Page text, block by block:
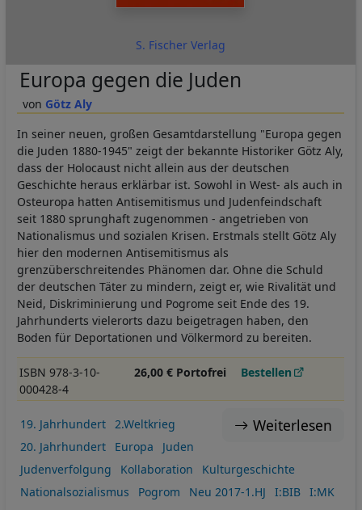
S. Fischer Verlag
Götz Aly
Europa gegen die Juden
In seiner neuen, großen Gesamtdarstellung "Europa gegen
die Juden 1880-1945" zeigt der bekannte Historiker Götz Aly,
dass der Holocaust nicht allein aus der deutschen
Geschichte heraus erklärbar ist. Sowohl in West- als auch in
Osteuropa hatten Antisemitismus und Judenfeindschaft
seit 1880 sprunghaft zugenommen - angetrieben von
Nationalismus und sozialen Krisen. Erstmals stellt Götz Aly
hier den modernen Antisemitismus als
grenzüberschreitendes Phänomen dar. Ohne die Schuld
der deutschen Täter zu mindern, zeigt er, wie Rivalität und
Neid, Diskriminierung und Pogrome seit Ende des 19.
Jahrhunderts vielerorts dazu beigetragen haben, den
Boden für Deportationen und Völkermord zu bereiten.
ISBN 978-3-10-
000428-4
26,00 € Portofrei Bestellen
Weiterlesen
19. Jahrhundert
2.Weltkrieg
20. Jahrhundert
Europa
Juden
Judenverfolgung
Kollaboration
Kulturgeschichte
Nationalsozialismus
Pogrom Neu 2017-1.HJ I:BIB I:MK